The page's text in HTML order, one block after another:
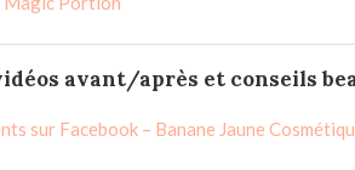
avant/après et conseils
sur Facebook – Banane Jaune